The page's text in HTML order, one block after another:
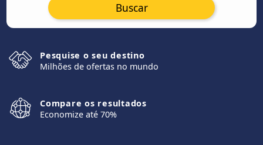
Buscar
Pesquise o seu destino
Milhões de ofertas no mundo
Compare os resultados
Economize até 70%